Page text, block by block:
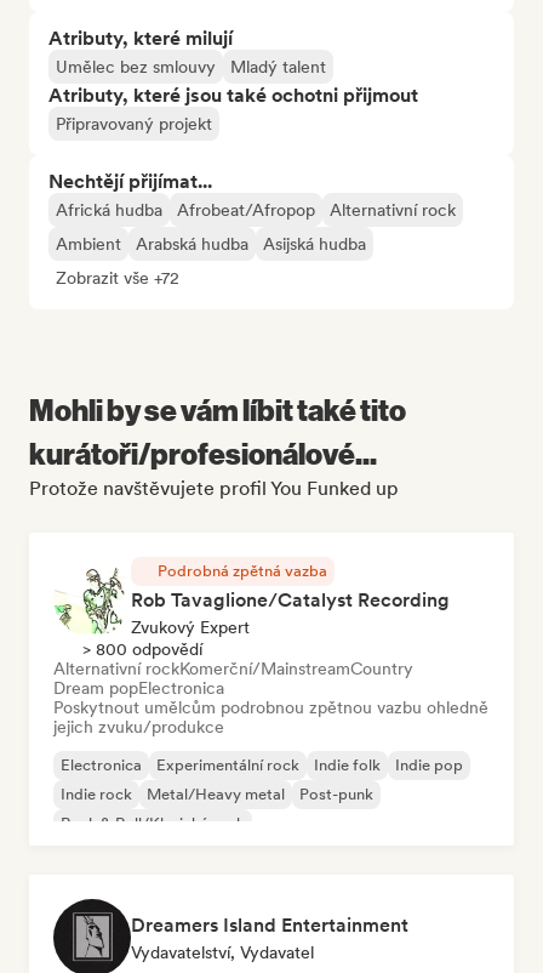
Atributy, které milují
Umělec bez smlouvy Mladý talent
Atributy, které jsou také ochotni přijmout
Připravovaný projekt
Nechtějí přijímat...
Africká hudba Afrobeat/Afropop
Alternativní rock
Ambient
Arabská hudba
Asijská hudba
Zobrazit vše +72
Mohli by se vám líbit také tito
kurátoři/profesionálové...
Protože navštěvujete profil You Funked up
Podrobná zpětná vazba
Rob Tavaglione/Catalyst Recording
Zvukový Expert
> 800 odpovědí
Alternativní rockKomerční/MainstreamCountry
Dream popElectronica
Poskytnout umělcům podrobnou zpětnou vazbu ohledně
jejich zvuku/produkce
Electronica Experimentální rock Indie folk
Indie pop
Indie rock
Metal/Heavy metal
Post-punk
Rock & Roll/Klasický rock
Dreamers Island Entertainment
Vydavatelství, Vydavatel